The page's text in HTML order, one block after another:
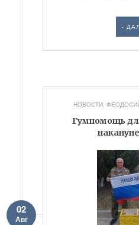
-
НОВОСТИ,
Гумпомощь
02
Авг